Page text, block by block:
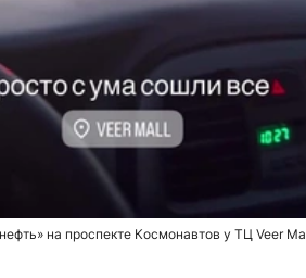
на проспекте Космонавтов у ТЦ Veer